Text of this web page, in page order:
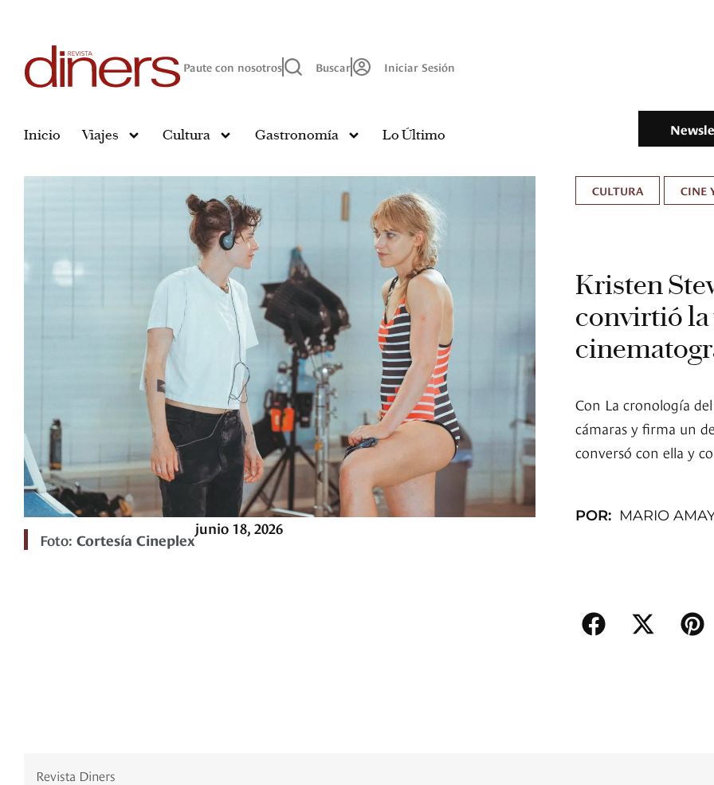
Paute con nosotros Buscar Iniciar Sesión
Inicio Viajes Cultura Gastronomía Lo Último
Foto: Cortesía Cineplex
junio 18, 2026
CULTURA CINE
Kristen
convirtió
Con La cronología
cámaras y firma un
conversó con ella y
POR: MARIO
Revista Diners